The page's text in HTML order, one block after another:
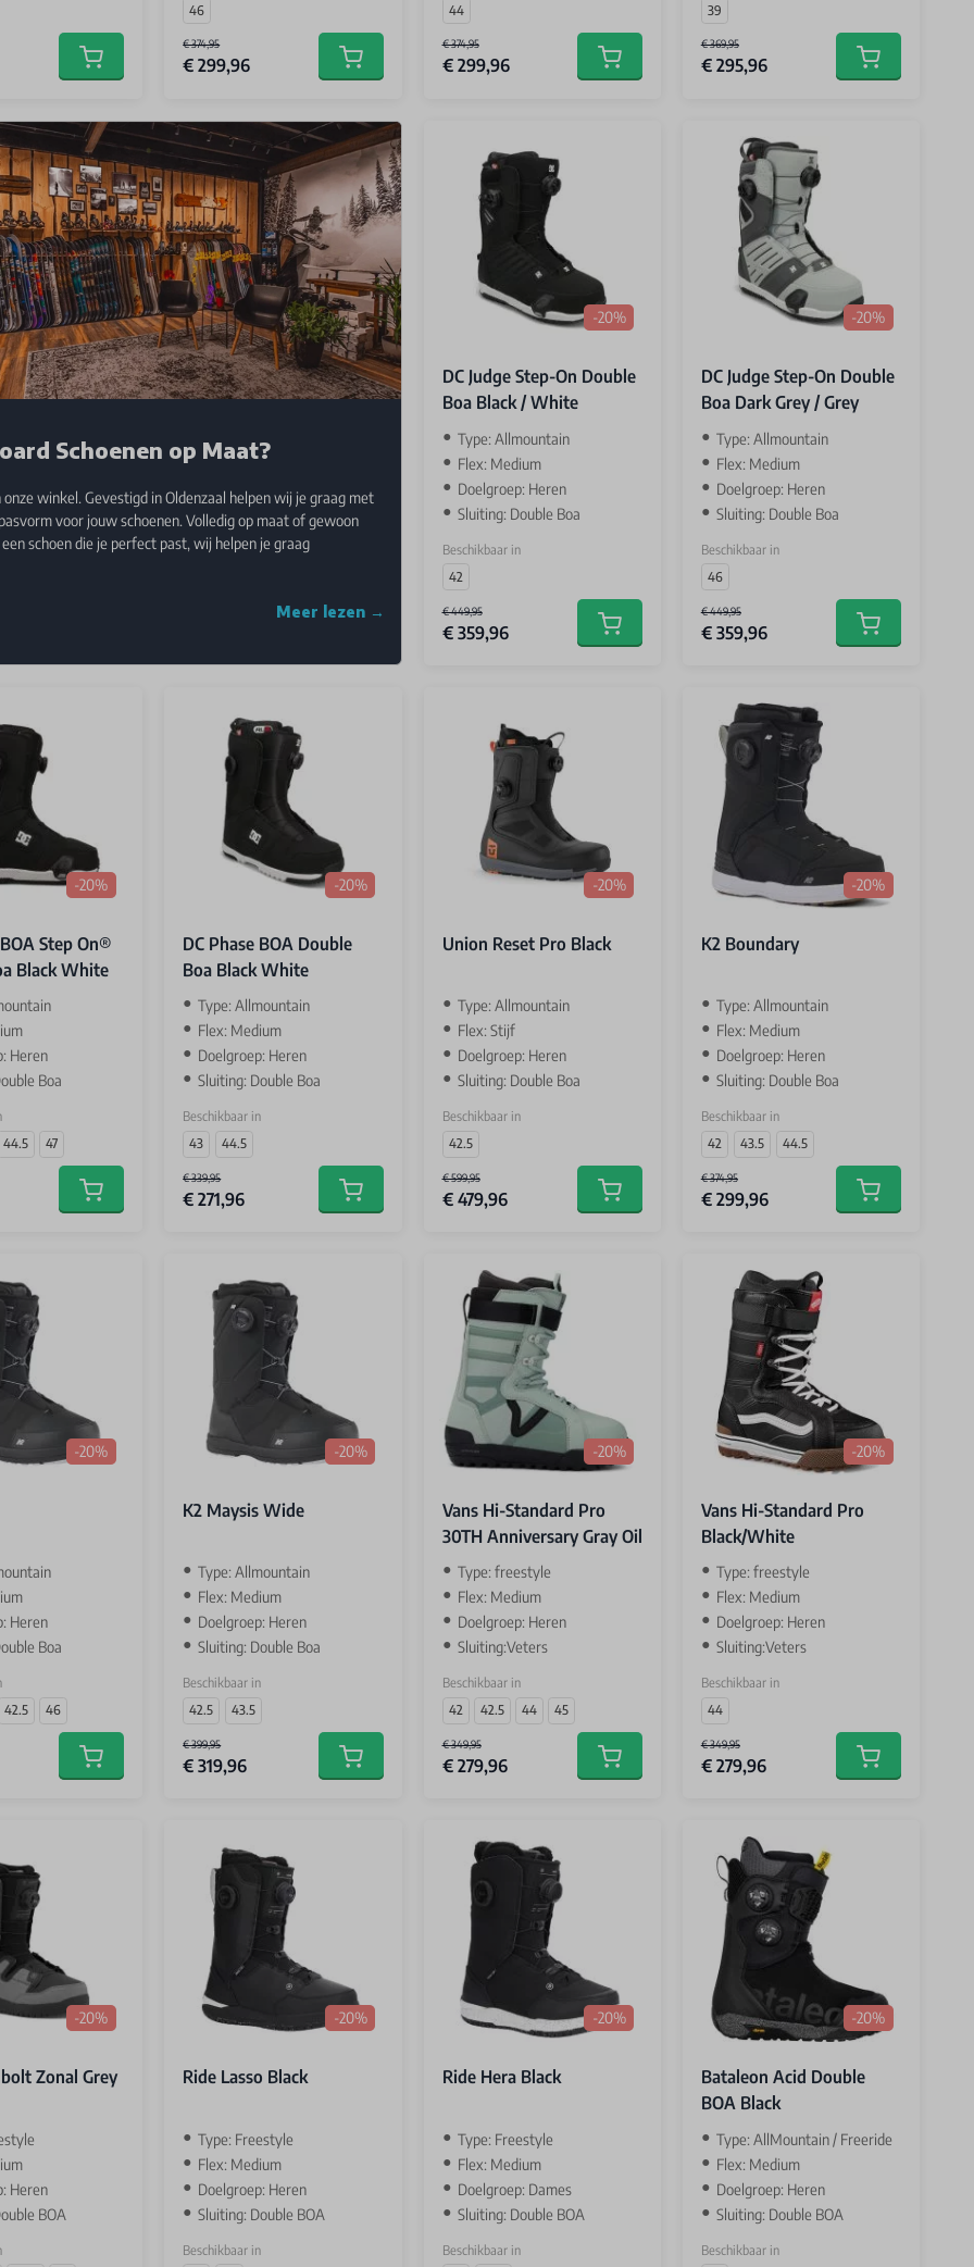
Add to cart
46
€ 374,95
€ 299,96 Add to cart
44
€ 374,95
€ 299,96 Add to cart
39
€ 369,95
€ 295,96 Add to cart
Schoenen op Maat?
onze winkel. Gevestigd in Oldenzaal helpen wij je graag met
voor jouw schoenen. Volledig op maat of gewoon
schoen die je perfect past, wij helpen je graag
Meer lezen →
-20%
DC Judge Step-On Double
Boa Black / White
Type: Allmountain
Flex: Medium
Doelgroep: Heren
Sluiting: Double Boa
Beschikbaar in
42
€ 449,95
€ 359,96 Add to cart
-20%
DC Judge Step-On Double
Boa Dark Grey / Grey
Type: Allmountain
Flex: Medium
Doelgroep: Heren
Sluiting: Double Boa
Beschikbaar in
46
€ 449,95
€ 359,96 Add to cart
-20%
Step On®
Black White
Heren
Boa
44.5
47
Add to cart
-20%
DC Phase BOA Double
Boa Black White
Type: Allmountain
Flex: Medium
Doelgroep: Heren
Sluiting: Double Boa
Beschikbaar in
43
44.5
€ 339,95
€ 271,96 Add to cart
-20%
Union Reset Pro Black
Type: Allmountain
Flex: Stijf
Doelgroep: Heren
Sluiting: Double Boa
Beschikbaar in
42.5
€ 599,95
€ 479,96 Add to cart
-20%
K2 Boundary
Type: Allmountain
Flex: Medium
Doelgroep: Heren
Sluiting: Double Boa
Beschikbaar in
42
43.5 44.5
€ 374,95
€ 299,96 Add to cart
-20%
Heren
Boa
42.5
46
Add to cart
-20%
K2 Maysis Wide
Type: Allmountain
Flex: Medium
Doelgroep: Heren
Sluiting: Double Boa
Beschikbaar in
42.5
43.5
€ 399,95
€ 319,96 Add to cart
-20%
Vans Hi-Standard Pro
30TH Anniversary Gray Oil
Type: freestyle
Flex: Medium
Doelgroep: Heren
Sluiting:Veters
Beschikbaar in
42
42.5 44 45
€ 349,95
€ 279,96 Add to cart
-20%
Vans Hi-Standard Pro
Black/White
Type: freestyle
Flex: Medium
Doelgroep: Heren
Sluiting:Veters
Beschikbaar in
44
€ 349,95
€ 279,96 Add to cart
-20%
Zonal Grey
Heren
BOA
-20%
Ride Lasso Black
Type: Freestyle
Flex: Medium
Doelgroep: Heren
Sluiting: Double BOA
Beschikbaar in
-20%
Ride Hera Black
Type: Freestyle
Flex: Medium
Doelgroep: Dames
Sluiting: Double BOA
Beschikbaar in
-20%
Bataleon Acid Double
BOA Black
Type: AllMountain / Freeride
Flex: Medium
Doelgroep: Heren
Sluiting: Double BOA
Beschikbaar in